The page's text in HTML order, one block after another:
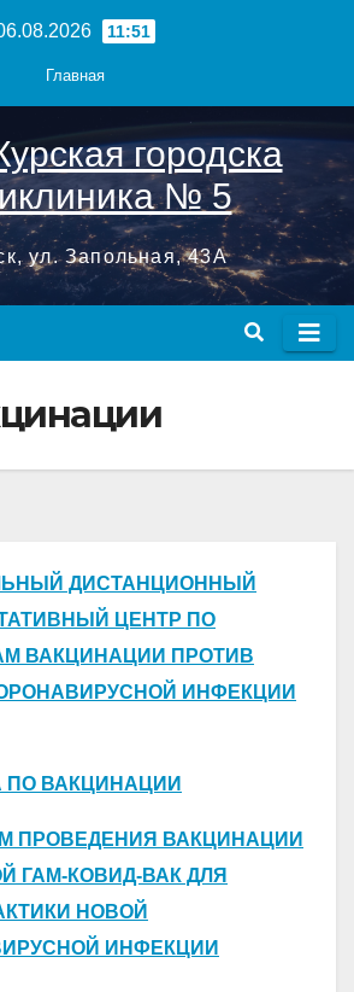
11:51
Главная
городска
№ 5
ул. Запольная, 43А
ДИСТАНЦИОННЫЙ
ЦЕНТР ПО
ВАКЦИНАЦИИ ПРОТИВ
ИНФЕКЦИИ
ПО ВАКЦИНА ЦИИ
ПРОВЕДЕНИЯ ВАКЦИНАЦИИ
ГАМ-КОВИД-ВАК ДЛЯ
НОВОЙ
ИНФЕКЦИИ